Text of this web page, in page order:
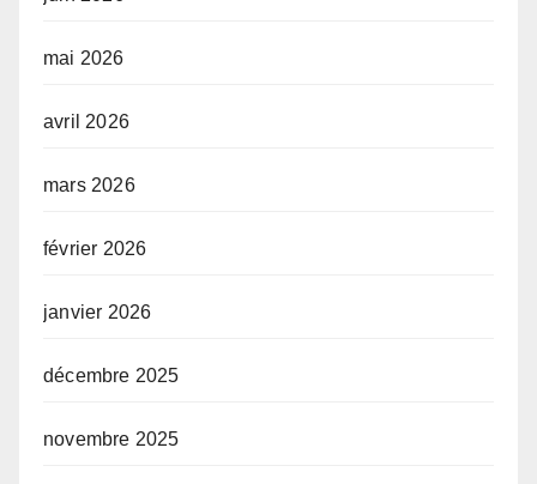
mai 2026
avril 2026
mars 2026
février 2026
janvier 2026
décembre 2025
novembre 2025